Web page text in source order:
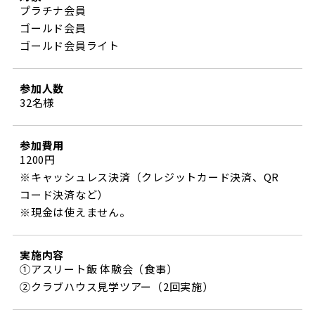
プラチナ会員
ゴールド会員
ゴールド会員ライト
参加人数
32名様
参加費用
1200円
※キャッシュレス決済（クレジットカード決済、QR
コード決済など）
※現金は使えません。
実施内容
①アスリート飯 体験会（食事）
②クラブハウス見学ツアー（2回実施）